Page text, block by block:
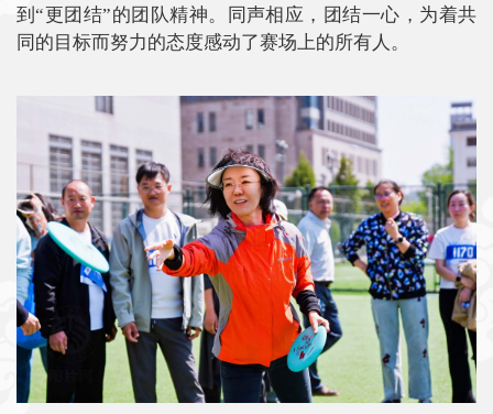
到“更团结”的团队精神。同声相应，团结一心，为着共
同的目标而努力的态度感动了赛场上的所有人。